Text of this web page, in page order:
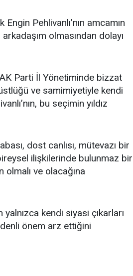
Pehlivanlı’nın amcamın
olmasından dolayı
Parti İl Yönetiminde bizzat
ve samimiyetiyle kendi
bu seçimin yıldız
dost canlısı, mütevazı bir
ilişkilerinde bulunmaz bir
ve olacağına
kendi siyasi çıkarları
denli önem arz ettiğini